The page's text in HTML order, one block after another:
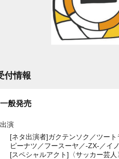
付情報
一般発売
出演
[ネタ出演者]ガクテンソク／ツー
ピーナツ／フースーヤ／-ZX-／イ
[スペシャルアクト]〈サッカー芸